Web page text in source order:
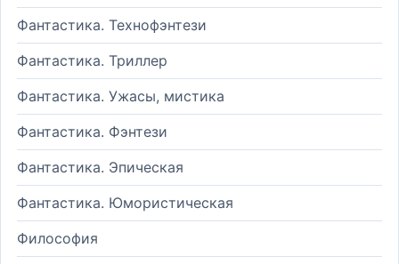
Фантастика. Технофэнтези
Фантастика. Триллер
Фантастика. Ужасы, мистика
Фантастика. Фэнтези
Фантастика. Эпическая
Фантастика. Юмористическая
Философия